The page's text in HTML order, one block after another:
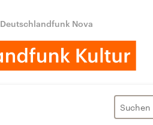
Deutschlandfunk Nova